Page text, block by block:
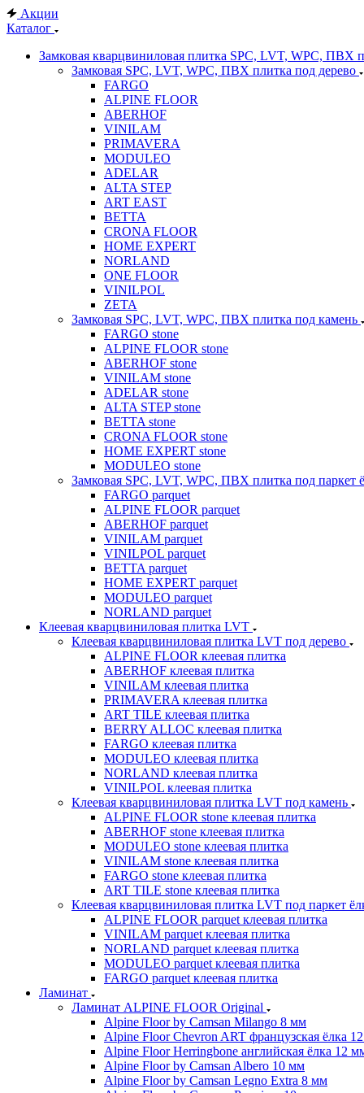
Акции
Каталог
Замковая кварцвиниловая плитка SPC, LVT, WPC, ПВХ
Замковая SPC, LVT, WPC, ПВХ плитка под дерево
FARGO
ALPINE FLOOR
ABERHOF
VINILAM
PRIMAVERA
MODULEO
ADELAR
ALTA STEP
ART EAST
BETTA
CRONA FLOOR
HOME EXPERT
NORLAND
ONE FLOOR
VINILPOL
ZETA
Замковая SPC, LVT, WPC, ПВХ плитка под камень
FARGO stone
ALPINE FLOOR stone
ABERHOF stone
VINILAM stone
ADELAR stone
ALTA STEP stone
BETTA stone
CRONA FLOOR stone
HOME EXPERT stone
MODULEO stone
Замковая SPC, LVT, WPC, ПВХ плитка под паркет
FARGO parquet
ALPINE FLOOR parquet
ABERHOF parquet
VINILAM parquet
VINILPOL parquet
BETTA parquet
HOME EXPERT parquet
MODULEO parquet
NORLAND parquet
Клеевая кварцвиниловая плитка LVT
Клеевая кварцвиниловая плитка LVT под дерево
ALPINE FLOOR клеевая плитка
ABERHOF клеевая плитка
VINILAM клеевая плитка
PRIMAVERA клеевая плитка
ART TILE клеевая плитка
BERRY ALLOC клеевая плитка
FARGO клеевая плитка
MODULEO клеевая плитка
NORLAND клеевая плитка
VINILPOL клеевая плитка
Клеевая кварцвиниловая плитка LVT под камень
ALPINE FLOOR stone клеевая плитка
ABERHOF stone клеевая плитка
MODULEO stone клеевая плитка
VINILAM stone клеевая плитка
FARGO stone клеевая плитка
ART TILE stone клеевая плитка
Клеевая кварцвиниловая плитка LVT под паркет
ALPINE FLOOR parquet клеевая плитка
VINILAM parquet клеевая плитка
NORLAND parquet клеевая плитка
MODULEO parquet клеевая плитка
FARGO parquet клеевая плитка
Ламинат
Ламинат ALPINE FLOOR Original
Alpine Floor by Camsan Milango 8 мм
Alpine Floor Chevron ART французская ёлка
Alpine Floor Herringbone английская ёлка 12
Alpine Floor by Camsan Albero 10 мм
Alpine Floor by Camsan Legno Extra 8 мм